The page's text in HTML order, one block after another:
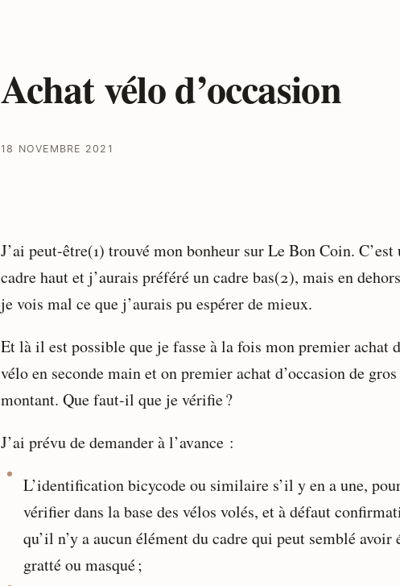
Achat vélo d’occasion
18 NOVEMBRE 2021
J’ai peut-être(1) trouvé mon bonheur sur Le Bon Coin. C’est
cadre haut et j’aurais préféré un cadre bas(2), mais en
je vois mal ce que j’aurais pu espérer de mieux.
Et là il est possible que je fasse à la fois mon premier achat
vélo en seconde main et on premier achat d’occasion de gros
montant. Que faut-il que je vérifie ?
J’ai prévu de demander à l’avance :
L’identification bicycode ou similaire s’il y en a une,
vérifier dans la base des vélos volés, et à défaut
qu’il n’y a aucun élément du cadre qui peut semblé avoir
gratté ou masqué ;